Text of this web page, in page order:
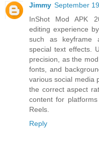
Jimmy September
InShot Mod APK
editing experience
such as keyframe
special text effects.
precision, as the
fonts, and
various social media
the correct aspect
content for
Reels.
Reply